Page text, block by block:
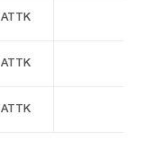
ATTK
ATTK
ATTK